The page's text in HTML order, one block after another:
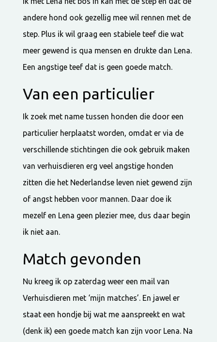
andere hond ook gezellig mee wil rennen met de
step. Plus ik wil graag een stabiele teef die wat
meer gewend is qua mensen en drukte dan Lena.
Een angstige teef dat is geen goede match.
Van een particulier
Ik zoek met name tussen honden die door een
particulier herplaatst worden, omdat er via de
verschillende stichtingen die ook gebruik maken
van verhuisdieren erg veel angstige honden
zitten die het Nederlandse leven niet gewend zijn
of angst hebben voor mannen. Daar doe ik
mezelf en Lena geen plezier mee, dus daar begin
ik niet aan.
Match gevonden
Nu kreeg ik op zaterdag weer een mail van
Verhuisdieren met ‘mijn matches’. En jawel er
staat een hondje bij wat me aanspreekt en wat
(denk ik) een goede match kan zijn voor Lena. Na